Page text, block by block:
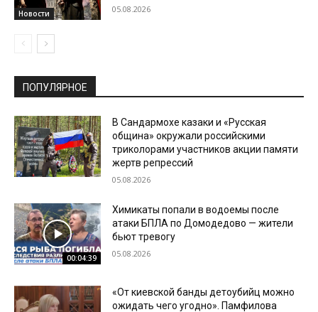
Новости 05.08.2026
ПОПУЛЯРНОЕ
В Сандармохе казаки и «Русская
община» окружали российскими
триколорами участников акции памяти
жертв репрессий
05.08.2026
00:04:39
Химикаты попали в водоемы после
атаки БПЛА по Домодедово — жители
бьют тревогу
05.08.2026
«От киевской банды детоубийц можно
ожидать чего угодно». Памфилова